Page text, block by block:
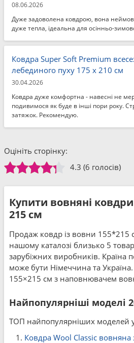
08.06.2026
Дуже задоволена ковдрою, вона
дуже тепла, ідеальна для осінньо-
Ковдра Super Soft Premium
лебединого пуху 175 x 210 см
30.04.2026
Ковдра дуже комфортна - навесні не
подивимося як буде в інші пори року.
затяжок. Рекомендую.
Оцініть сторінку:
4.3 (6 голосів)
Купити вовняні
215 см
Продаж ковдр із вовни 155*215
нашому каталозі близько 5
зарубіжних виробників. Країна
може бути Німеччина та
155×215 см з наповнювачем
Найпопулярніші моделі
ТОП найпопулярніших моделей
Ковдра Wool Classic